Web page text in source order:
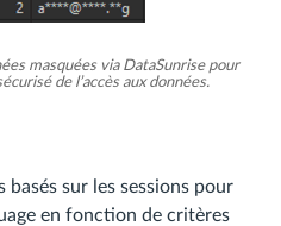
masquées via DataSunrise pour
de l’accès aux données.
sur les sessions pour
en fonction de critères